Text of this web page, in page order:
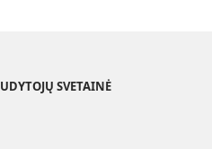
birželio 8 d.
SVETAINĖ